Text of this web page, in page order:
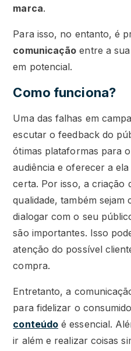
marca.
Para isso, no entanto, é
comunicação entre a
em potencial.
Como funciona?
Uma das falhas em
escutar o feedback do
ótimas plataformas para
audiência e oferecer a
certa. Por isso, a criação
qualidade, também sejam
dialogar com o seu
são importantes. Isso
atenção do possível
compra.
Entretanto, a
para fidelizar o
conteúdo é essencial.
ir além e realizar coisas